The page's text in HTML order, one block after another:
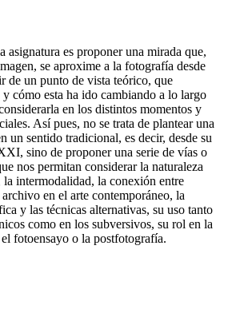
es proponer una mirada que,
se aproxime a la fotografía desde
de un punto de vista teórico, que
cómo esta ha ido cambiando a lo largo
en los distintos momentos y
Así pues, no se trata de plantear una
un sentido tradicional, es decir, desde su
sino de proponer una serie de vías o
nos permitan considerar la naturaleza
intermodalidad, la conexión entre
en el arte contemporáneo, la
y las técnicas alternativas, su uso tanto
como en los subversivos, su rol en la
fotoensayo o la postfotografía.